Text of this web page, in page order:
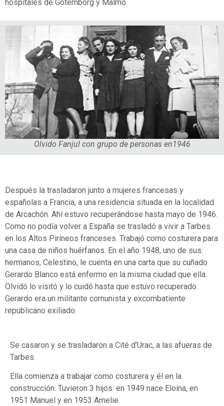
hospitales de Götemborg y Malmö.
Olvido Fanjul con grupo de personas en1946
Después la trasladaron junto a mujeres francesas y
españolas a Francia, a una residencia situada en la localidad
de Arcachón. Ahí estuvo recuperándose hasta mayo de 1946.
Como no podía volver a España se trasladó a vivir a Tarbes
en los Altos Pirineos franceses. Trabajó como costurera para
una casa de niños huérfanos. En el año 1948, uno de sus
hermanos, Celestino, le cuenta en una carta que su cuñado
Gerardo Blanco está enfermo en la misma ciudad que ella.
Olvidó lo visitó y lo cuidó hasta que estuvo recuperado.
Gerardo era un militante comunista y excombatiente
republicano exiliado.
Se casaron y se trasladaron a Cité d’Urac, a las afueras de
Tarbes.
Ella comienza a trabajar como costurera y él en la
construcción. Tuvieron 3 hijos: en 1949 nace Eloína, en
1951 Manuel y en 1953 Amelie.